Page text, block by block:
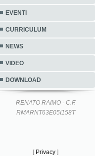
EVENTI
CURRICULUM
NEWS
VIDEO
DOWNLOAD
RENATO RAIMO - C.F.
RMARNT63E05I158T
[ Privacy ]